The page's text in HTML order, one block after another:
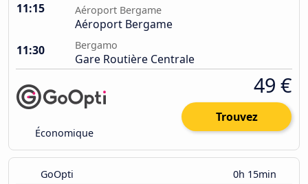
11:15 Aéroport Bergame
Aéroport Bergame
11:30
Bergamo
Gare Routière Centrale
Économique
49 €
Trouvez
GoOpti 0h 15min